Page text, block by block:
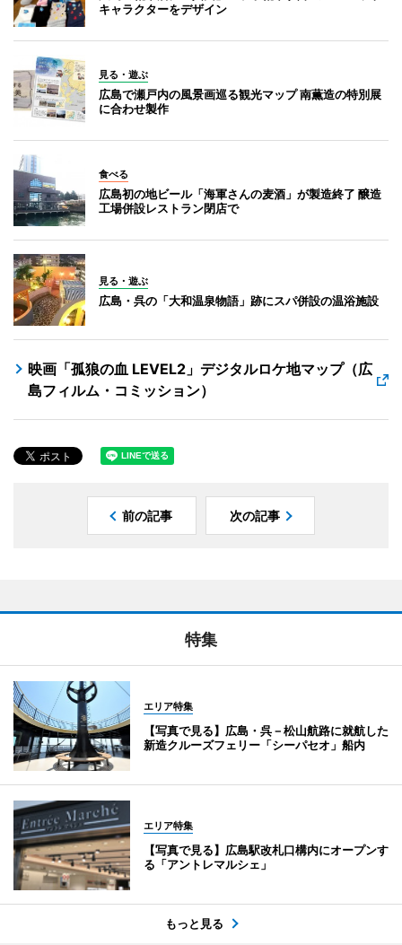
キャラクターをデザイン
見る・遊ぶ
広島で瀬戸内の風景画巡る観光マップ 南薫造の特別展
に合わせ製作
食べる
広島初の地ビール「海軍さんの麦酒」が製造終了 醸造
工場併設レストラン閉店で
見る・遊ぶ
広島・呉の「大和温泉物語」跡にスパ併設の温浴施設
映画「孤狼の血 LEVEL2」デジタルロケ地マップ（広
島フィルム・コミッション）
前の記事 次の記事
特集
エリア特集
【写真で見る】広島・呉－松山航路に就航した
新造クルーズフェリー「シーパセオ」船内
エリア特集
【写真で見る】広島駅改札口構内にオープンす
る「アントレマルシェ」
もっと見る